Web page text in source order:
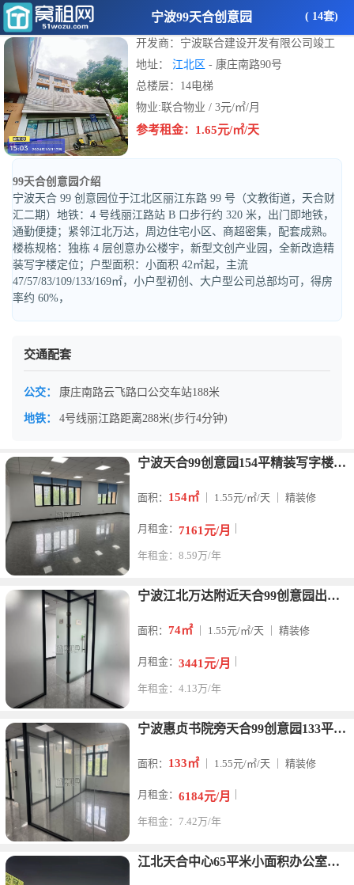
宁波99天合创意园 ( 14套)
开发商：宁波联合建设开发有限公司竣工
地址： 江北区 - 康庄南路90号
总楼层：14电梯
物业:联合物业 / 3元/㎡/月
参考租金：1.65元/㎡/天
99天合创意园介绍
宁波天合 99 创意园位于江北区丽江东路 99 号（文教街道，天合财
汇二期）地铁：4 号线丽江路站 B 口步行约 320 米，出门即地铁，
通勤便捷；紧邻江北万达，周边住宅小区、商超密集，配套成熟。
楼栋规格：独栋 4 层创意办公楼宇，新型文创产业园，全新改造精
装写字楼定位；户型面积：小面积 42㎡起，主流
47/57/83/109/133/169㎡，小户型初创、大户型公司总部均可，得房
率约 60%，
交通配套
公交： 康庄南路云飞路口公交车站188米
地铁： 4号线丽江路距离288米(步行4分钟)
宁波天合99创意园154平精装写字楼租金1.55/平/天不含
面积： 154㎡｜ 1.55元/㎡/天 ｜ 精装修
月租金： 7161元/月
年租金：8.59万/年
宁波江北万达附近天合99创意园出租74平精装3488元/月
面积： 74㎡｜ 1.55元/㎡/天 ｜ 精装修
月租金： 3441元/月
年租金：4.13万/年
宁波惠贞书院旁天合99创意园133平精装写字楼出租6270元
面积： 133㎡｜ 1.55元/㎡/天 ｜ 精装修
月租金： 6184元/月
年租金：7.42万/年
江北天合中心65平米小面积办公室出租